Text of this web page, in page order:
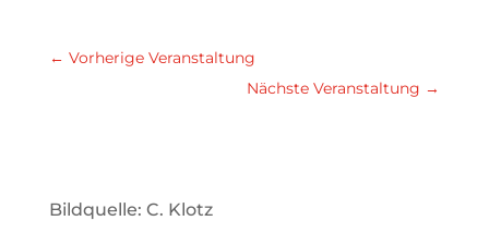
← Vorherige Veranstaltung
Nächste Veranstaltung →
Bildquelle: C. Klotz